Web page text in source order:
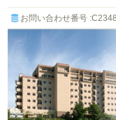
お問い合わせ番号